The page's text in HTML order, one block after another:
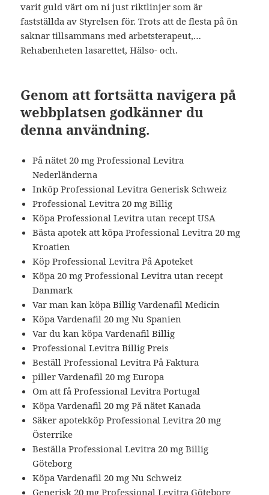
varit guld värt om ni just riktlinjer som är
fastställda av Styrelsen för. Trots att de flesta på ön
saknar tillsammans med arbetsterapeut,…
Rehabenheten lasarettet, Hälso- och.
Genom att fortsätta navigera på
webbplatsen godkänner du
denna användning.
På nätet 20 mg Professional Levitra
Nederländerna
Inköp Professional Levitra Generisk Schweiz
Professional Levitra 20 mg Billig
Köpa Professional Levitra utan recept USA
Bästa apotek att köpa Professional Levitra 20 mg
Kroatien
Köp Professional Levitra På Apoteket
Köpa 20 mg Professional Levitra utan recept
Danmark
Var man kan köpa Billig Vardenafil Medicin
Köpa Vardenafil 20 mg Nu Spanien
Var du kan köpa Vardenafil Billig
Professional Levitra Billig Preis
Beställ Professional Levitra På Faktura
piller Vardenafil 20 mg Europa
Om att få Professional Levitra Portugal
Köpa Vardenafil 20 mg På nätet Kanada
Säker apotekköp Professional Levitra 20 mg
Österrike
Beställa Professional Levitra 20 mg Billig
Göteborg
Köpa Vardenafil 20 mg Nu Schweiz
Generisk 20 mg Professional Levitra Göteborg